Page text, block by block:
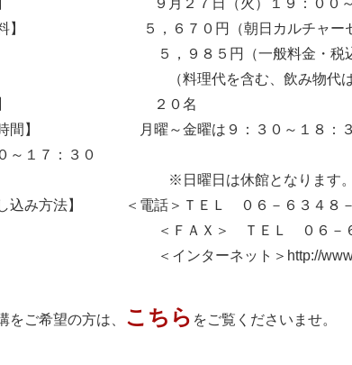
料】 ５，６７０円（朝日カルチャーセン
９８５円（一般料金・税込
理代を含む、飲み物代は
員】 ２０名
時間】 月曜～金曜は９：３０～１８：３０
～１７：３０
曜日は休館となりま
し込み方法】 ＜電話＞ＴＥＬ ０６－６３４８
ＡＸ＞ ＴＥＬ ０６－６３４８
ンターネット＞http://
をご希望の方は、 こちら をご覧くださいませ。